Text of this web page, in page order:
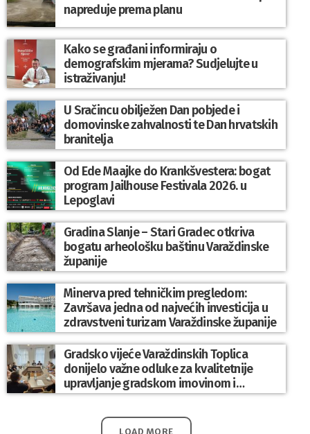
napreduje prema planu
Kako se građani informiraju o
demografskim mjerama? Sudjelujte u
istraživanju!
U Sračincu obilježen Dan pobjede i
domovinske zahvalnosti te Dan hrvatskih
branitelja
Od Ede Maajke do Krankšvestera: bogat
program Jailhouse Festivala 2026. u
Lepoglavi
Gradina Slanje – Stari Gradec otkriva
bogatu arheološku baštinu Varaždinske
županije
Minerva pred tehničkim pregledom:
Završava jedna od najvećih investicija u
zdravstveni turizam Varaždinske županije
Gradsko vijeće Varaždinskih Toplica
donijelo važne odluke za kvalitetnije
upravljanje gradskom imovinom i
komunalnim sustavom
LOAD MORE